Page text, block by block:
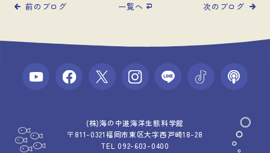
前のブログ 一覧へ 次のブログ
(株)海の中道海洋生態科学館
〒811-0321福岡市東区大字西戸崎18-28
TEL 092-603-0400